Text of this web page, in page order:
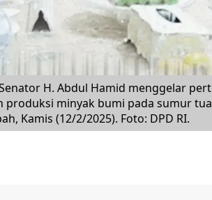
H. Abdul Hamid menggelar
produksi minyak bumi pada sumur
Kamis (12/2/2025). Foto: DPD RI.